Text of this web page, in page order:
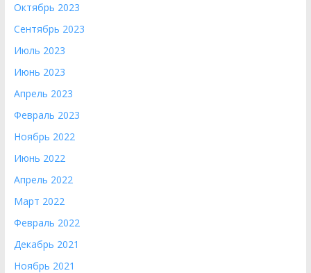
Октябрь 2023
Сентябрь 2023
Июль 2023
Июнь 2023
Апрель 2023
Февраль 2023
Ноябрь 2022
Июнь 2022
Апрель 2022
Март 2022
Февраль 2022
Декабрь 2021
Ноябрь 2021